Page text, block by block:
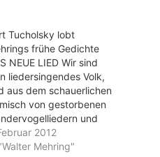
Tucholsky lobt
frühe Gedichte
NEUE LIED Wir sind
liedersingendes Volk,
aus dem schauerlichen
von gestorbenen
und
gemachten
ragt
2012
Mehring"